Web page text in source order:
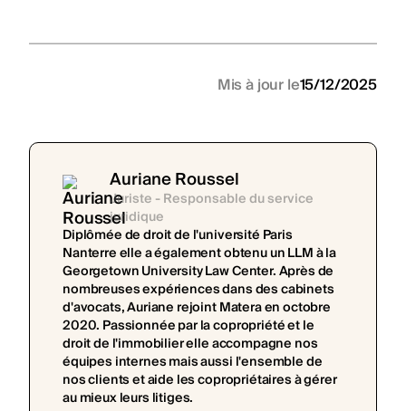
Mis à jour le15/12/2025
Auriane Roussel
Juriste - Responsable du service
juridique
Diplômée de droit de l'université Paris
Nanterre elle a également obtenu un LLM à la
Georgetown University Law Center. Après de
nombreuses expériences dans des cabinets
d'avocats, Auriane rejoint Matera en octobre
2020. Passionnée par la copropriété et le
droit de l'immobilier elle accompagne nos
équipes internes mais aussi l'ensemble de
nos clients et aide les copropriétaires à gérer
au mieux leurs litiges.